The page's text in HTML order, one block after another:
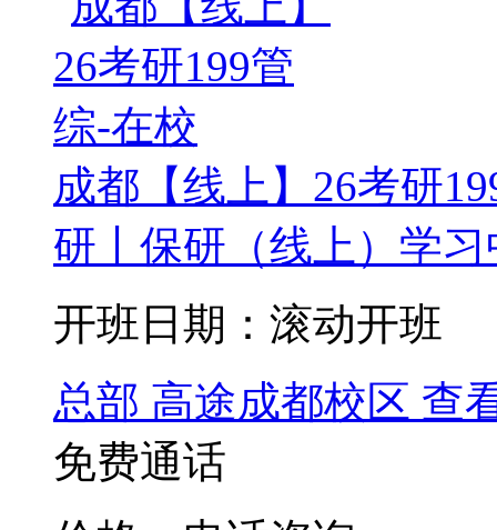
成都【线上】26考研
研丨保研（线上）学习
开班日期：滚动开班
总部 高途成都校区 查
免费通话